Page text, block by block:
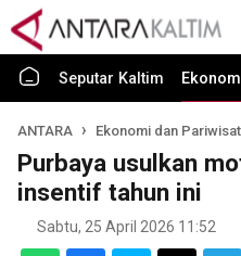
Seputar Kaltim
ANTARA Ekonomi dan
Purbaya usulkan
insentif tahun ini
Sabtu, 25 April 2026 11:52